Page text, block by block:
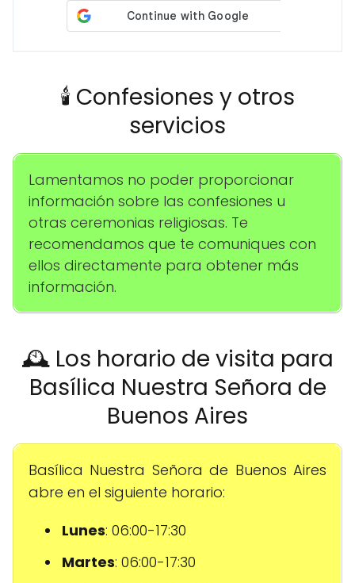
🕯️ Confesiones y otros
servicios
Lamentamos no poder proporcionar
información sobre las confesiones u
otras ceremonias religiosas. Te
recomendamos que te comuniques con
ellos directamente para obtener más
información.
🕰️ Los horario de visita para
Basílica Nuestra Señora de
Buenos Aires
Basílica Nuestra Señora de Buenos Aires
abre en el siguiente horario:
Lunes: 06:00-17:30
Martes: 06:00-17:30